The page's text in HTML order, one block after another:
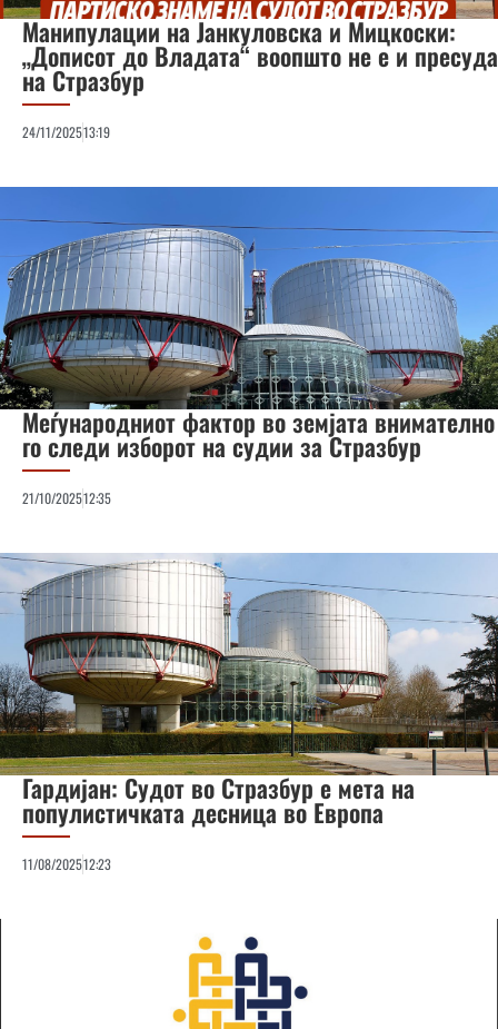
Манипулации на Јанкуловска и Мицкоски:
„Дописот до Владата“ воопшто не е и пресуда
на Стразбур
24/11/202513:19
Меѓународниот фактор во земјата внимателно
го следи изборот на судии за Стразбур
21/10/202512:35
Гардијан: Судот во Стразбур е мета на
популистичката десница во Европа
11/08/202512:23